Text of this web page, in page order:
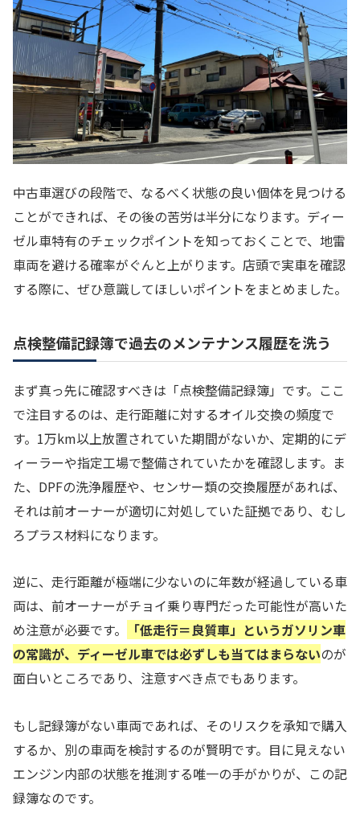
中古車選びの段階で、なるべく状態の良い個体を見つける
ことができれば、その後の苦労は半分になります。ディー
ゼル車特有のチェックポイントを知っておくことで、地雷
車両を避ける確率がぐんと上がります。店頭で実車を確認
する際に、ぜひ意識してほしいポイントをまとめました。
点検整備記録簿で過去のメンテナンス履歴を洗う
まず真っ先に確認すべきは「点検整備記録簿」です。ここ
で注目するのは、走行距離に対するオイル交換の頻度で
す。1万km以上放置されていた期間がないか、定期的にデ
ィーラーや指定工場で整備されていたかを確認します。ま
た、DPFの洗浄履歴や、センサー類の交換履歴があれば、
それは前オーナーが適切に対処していた証拠であり、むし
ろプラス材料になります。
逆に、走行距離が極端に少ないのに年数が経過している車
両は、前オーナーがチョイ乗り専門だった可能性が高いた
め注意が必要です。
「低走行＝良質車」というガソリン車
の常識が、ディーゼル車では必ずしも当てはまらないのが
面白いところであり、注意すべき点でもあります。
もし記録簿がない車両であれば、そのリスクを承知で購入
するか、別の車両を検討するのが賢明です。目に見えない
エンジン内部の状態を推測する唯一の手がかりが、この記
録簿なのです。